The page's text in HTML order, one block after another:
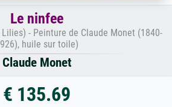
Le ninfee
- Peinture de Claude Monet (1840-
huile sur toile)
Claude Monet
€ 135.69